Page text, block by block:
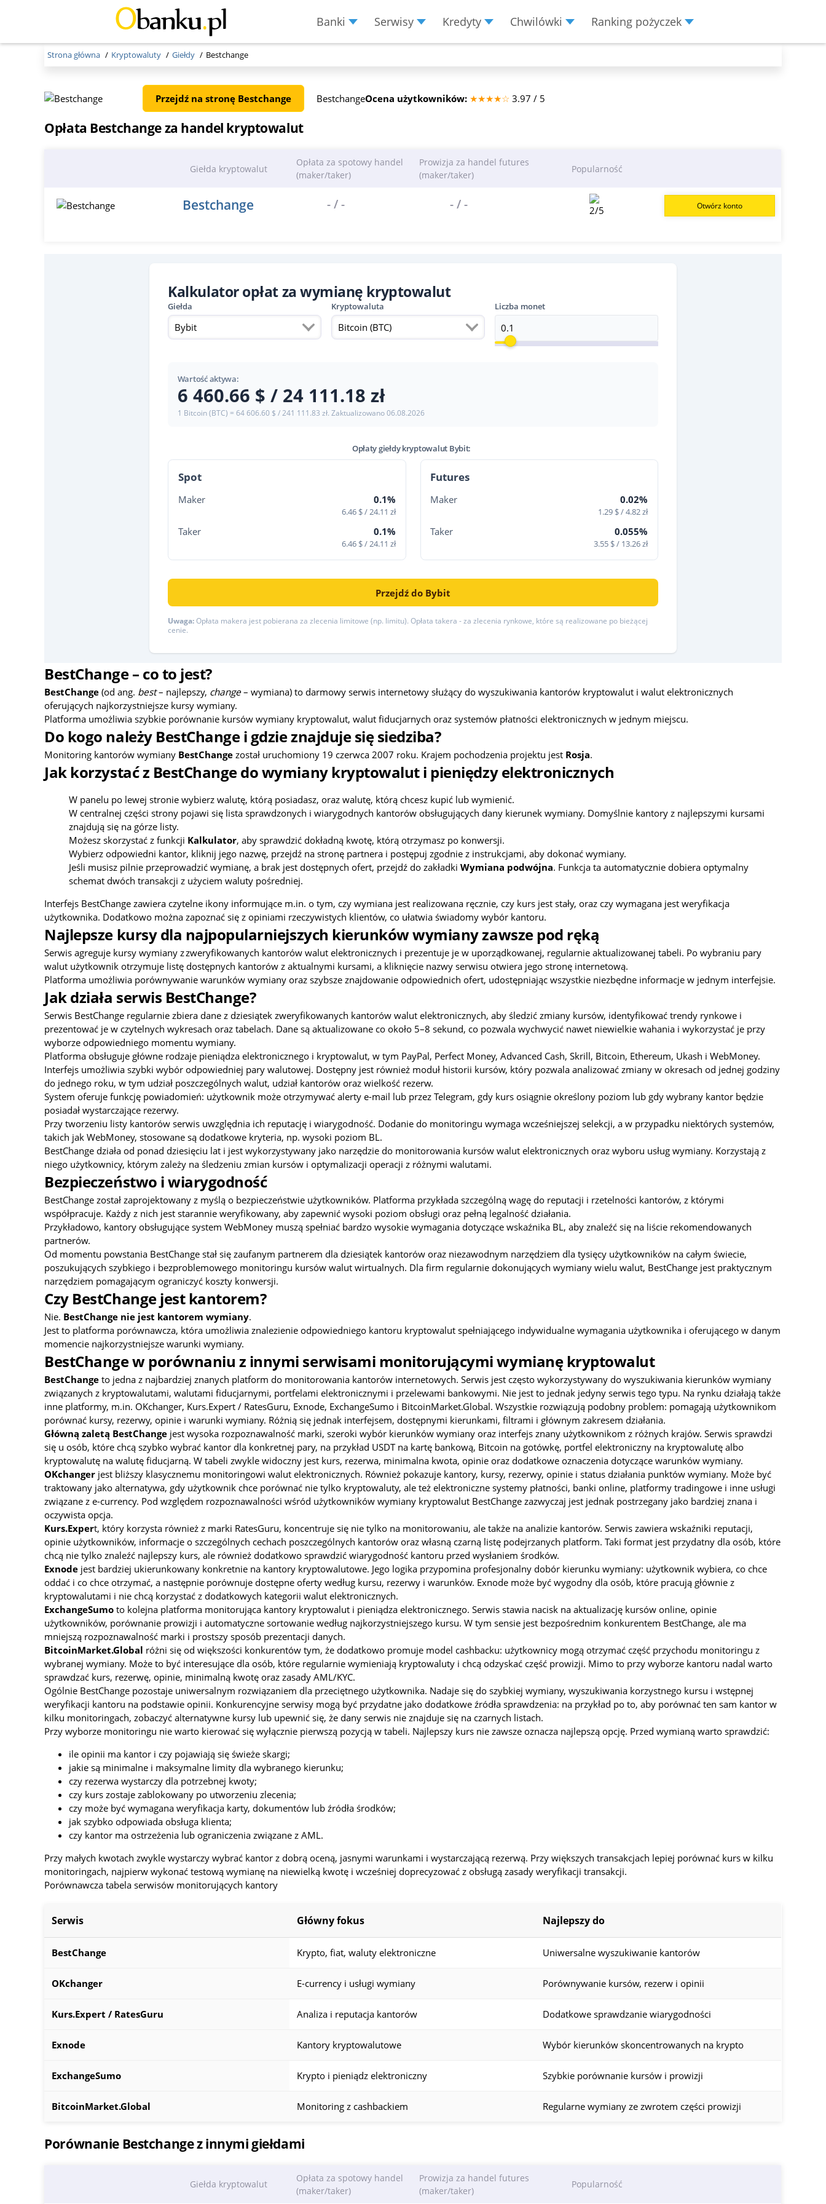
Banki Serwisy Kredyty Chwilówki Ranking pożyczek
Menu Burger
Strona główna Kryptowaluty Giełdy Bestchange
Przejdź na stronę Bestchange BestchangeOcena użytkowników: ★★★★☆ 3.97 / 5
Opłata Bestchange za handel kryptowalut
Giełda kryptowalut
Opłata za spotowy handel
(maker/taker)
Prowizja za handel futures
(maker/taker)
Popularność
Bestchange - / - - / - Otwórz konto
Kalkulator opłat za wymianę kryptowalut
Giełda
Bybit
Kryptowaluta
Bitcoin (BTC)
Liczba monet
Wartość aktywa:
6 460.66 $ / 24 111.18 zł
1 Bitcoin (BTC) = 64 606.60 $ / 241 111.83 zł. Zaktualizowano 06.08.2026
Opłaty giełdy kryptowalut Bybit:
Spot
Maker 0.1%
6.46 $ / 24.11 zł
Taker 0.1%
6.46 $ / 24.11 zł
Futures
Maker 0.02%
1.29 $ / 4.82 zł
Taker 0.055%
3.55 $ / 13.26 zł
Przejdź do Bybit
Uwaga: Opłata makera jest pobierana za zlecenia limitowe (np. limitu). Opłata takera - za zlecenia rynkowe, które są realizowane po bieżącej
cenie.
BestChange – co to jest?
BestChange (od ang. best– najlepszy, change – wymiana) to darmowy serwis internetowy służący do wyszukiwania kantorów kryptowalut i walut elektronicznych
oferujących najkorzystniejsze kursy wymiany.
Platforma umożliwia szybkie porównanie kursów wymiany kryptowalut, walut fiducjarnych oraz systemów płatności elektronicznych w jednym miejscu.
Do kogo należy BestChange i gdzie znajduje się siedziba?
Monitoring kantorów wymiany BestChange został uruchomiony 19 czerwca 2007 roku. Krajem pochodzenia projektu jest Rosja.
Jak korzystać z BestChange do wymiany kryptowalut i pieniędzy elektronicznych
W panelu po lewej stronie wybierz walutę, którą posiadasz, oraz walutę, którą chcesz kupić lub wymienić.
W centralnej części strony pojawi się lista sprawdzonych i wiarygodnych kantorów obsługujących dany kierunek wymiany. Domyślnie kantory z najlepszymi kursami
znajdują się na górze listy.
Możesz skorzystać z funkcji Kalkulator, aby sprawdzić dokładną kwotę, którą otrzymasz po konwersji.
Wybierz odpowiedni kantor, kliknij jego nazwę, przejdź na stronę partnera i postępuj zgodnie z instrukcjami, aby dokonać wymiany.
Jeśli musisz pilnie przeprowadzić wymianę, a brak jest dostępnych ofert, przejdź do zakładkiWymiana podwójna. Funkcja ta automatycznie dobiera optymalny
schemat dwóch transakcji z użyciem waluty pośredniej.
Interfejs BestChange zawiera czytelne ikony informujące m.in. o tym, czy wymiana jest realizowana ręcznie, czy kurs jest stały, oraz czy wymagana jest weryfikacja
użytkownika. Dodatkowo można zapoznać się z opiniami rzeczywistych klientów, co ułatwia świadomy wybór kantoru.
Najlepsze kursy dla najpopularniejszych kierunków wymiany zawsze pod ręką
Serwis agreguje kursy wymiany z zweryfikowanych kantorów walut elektronicznych i prezentuje je w uporządkowanej, regularnie aktualizowanej tabeli. Po wybraniu pary
walut użytkownik otrzymuje listę dostępnych kantorów z aktualnymi kursami, a kliknięcie nazwy serwisu otwiera jego stronę internetową.
Platforma umożliwia porównywanie warunków wymiany oraz szybsze znajdowanie odpowiednich ofert, udostępniając wszystkie niezbędne informacje w jednym interfejsie.
Jak działa serwis BestChange?
Serwis BestChange regularnie zbiera dane z dziesiątek zweryfikowanych kantorów walut elektronicznych, aby śledzić zmiany kursów, identyfikować trendy rynkowe i
prezentować je w czytelnych wykresach oraz tabelach. Dane są aktualizowane co około 5–8 sekund, co pozwala wychwycić nawet niewielkie wahania i wykorzystać je przy
wyborze odpowiedniego momentu wymiany.
Platforma obsługuje główne rodzaje pieniądza elektronicznego i kryptowalut, w tym PayPal, Perfect Money, Advanced Cash, Skrill, Bitcoin, Ethereum, Ukash i WebMoney.
Interfejs umożliwia szybki wybór odpowiedniej pary walutowej. Dostępny jest również moduł historii kursów, który pozwala analizować zmiany w okresach od jednej godziny
do jednego roku, w tym udział poszczególnych walut, udział kantorów oraz wielkość rezerw.
System oferuje funkcję powiadomień: użytkownik może otrzymywać alerty e-mail lub przez Telegram, gdy kurs osiągnie określony poziom lub gdy wybrany kantor będzie
posiadał wystarczające rezerwy.
Przy tworzeniu listy kantorów serwis uwzględnia ich reputację i wiarygodność. Dodanie do monitoringu wymaga wcześniejszej selekcji, a w przypadku niektórych systemów,
takich jak WebMoney, stosowane są dodatkowe kryteria, np. wysoki poziom BL.
BestChange działa od ponad dziesięciu lat i jest wykorzystywany jako narzędzie do monitorowania kursów walut elektronicznych oraz wyboru usług wymiany. Korzystają z
niego użytkownicy, którym zależy na śledzeniu zmian kursów i optymalizacji operacji z różnymi walutami.
Bezpieczeństwo i wiarygodność
BestChange został zaprojektowany z myślą o bezpieczeństwie użytkowników. Platforma przykłada szczególną wagę do reputacji i rzetelności kantorów, z którymi
współpracuje. Każdy z nich jest starannie weryfikowany, aby zapewnić wysoki poziom obsługi oraz pełną legalność działania.
Przykładowo, kantory obsługujące system WebMoney muszą spełniać bardzo wysokie wymagania dotyczące wskaźnika BL, aby znaleźć się na liście rekomendowanych
partnerów.
Od momentu powstania BestChange stał się zaufanym partnerem dla dziesiątek kantorów oraz niezawodnym narzędziem dla tysięcy użytkowników na całym świecie,
poszukujących szybkiego i bezproblemowego monitoringu kursów walut wirtualnych. Dla firm regularnie dokonujących wymiany wielu walut, BestChange jest praktycznym
narzędziem pomagającym ograniczyć koszty konwersji.
Czy BestChange jest kantorem?
Nie. BestChange nie jest kantorem wymiany.
Jest to platforma porównawcza, która umożliwia znalezienie odpowiedniego kantoru kryptowalut spełniającego indywidualne wymagania użytkownika i oferującego w danym
momencie najkorzystniejsze warunki wymiany.
BestChange w porównaniu z innymi serwisami monitorującymi wymianę kryptowalut
BestChangeto jedna z najbardziej znanych platform do monitorowania kantorów internetowych. Serwis jest często wykorzystywany do wyszukiwania kierunków wymiany
związanych z kryptowalutami, walutami fiducjarnymi, portfelami elektronicznymi i przelewami bankowymi. Nie jest to jednak jedyny serwis tego typu. Na rynku działają także
inne platformy, m.in. OKchanger, Kurs.Expert / RatesGuru, Exnode, ExchangeSumo i BitcoinMarket.Global. Wszystkie rozwiązują podobny problem: pomagają użytkownikom
porównać kursy, rezerwy, opinie i warunki wymiany. Różnią się jednak interfejsem, dostępnymi kierunkami, filtrami i głównym zakresem działania.
Główną zaletą BestChange jest wysoka rozpoznawalność marki, szeroki wybór kierunków wymiany oraz interfejs znany użytkownikom z różnych krajów. Serwis sprawdzi
się u osób, które chcą szybko wybrać kantor dla konkretnej pary, na przykład USDT na kartę bankową, Bitcoin na gotówkę, portfel elektroniczny na kryptowalutę albo
kryptowalutę na walutę fiducjarną. W tabeli zwykle widoczny jest kurs, rezerwa, minimalna kwota, opinie oraz dodatkowe oznaczenia dotyczące warunków wymiany.
OKchanger jest bliższy klasycznemu monitoringowi walut elektronicznych. Również pokazuje kantory, kursy, rezerwy, opinie i status działania punktów wymiany. Może być
traktowany jako alternatywa, gdy użytkownik chce porównać nie tylko kryptowaluty, ale też elektroniczne systemy płatności, banki online, platformy tradingowe i inne usługi
związane z e-currency. Pod względem rozpoznawalności wśród użytkowników wymiany kryptowalut BestChange zazwyczaj jest jednak postrzegany jako bardziej znana i
oczywista opcja.
Kurs.Expert, który korzysta również z marki RatesGuru, koncentruje się nie tylko na monitorowaniu, ale także na analizie kantorów. Serwis zawiera wskaźniki reputacji,
opinie użytkowników, informacje o szczególnych cechach poszczególnych kantorów oraz własną czarną listę podejrzanych platform. Taki format jest przydatny dla osób, które
chcą nie tylko znaleźć najlepszy kurs, ale również dodatkowo sprawdzić wiarygodność kantoru przed wysłaniem środków.
Exnode jest bardziej ukierunkowany konkretnie na kantory kryptowalutowe. Jego logika przypomina profesjonalny dobór kierunku wymiany: użytkownik wybiera, co chce
oddać i co chce otrzymać, a następnie porównuje dostępne oferty według kursu, rezerwy i warunków. Exnode może być wygodny dla osób, które pracują głównie z
kryptowalutami i nie chcą korzystać z dodatkowych kategorii walut elektronicznych.
ExchangeSumo to kolejna platforma monitorująca kantory kryptowalut i pieniądza elektronicznego. Serwis stawia nacisk na aktualizację kursów online, opinie
użytkowników, porównanie prowizji i automatyczne sortowanie według najkorzystniejszego kursu. W tym sensie jest bezpośrednim konkurentem BestChange, ale ma
mniejszą rozpoznawalność marki i prostszy sposób prezentacji danych.
BitcoinMarket.Global różni się od większości konkurentów tym, że dodatkowo promuje model cashbacku: użytkownicy mogą otrzymać część przychodu monitoringu z
wybranej wymiany. Może to być interesujące dla osób, które regularnie wymieniają kryptowaluty i chcą odzyskać część prowizji. Mimo to przy wyborze kantoru nadal warto
sprawdzać kurs, rezerwę, opinie, minimalną kwotę oraz zasady AML/KYC.
Ogólnie BestChange pozostaje uniwersalnym rozwiązaniem dla przeciętnego użytkownika. Nadaje się do szybkiej wymiany, wyszukiwania korzystnego kursu i wstępnej
weryfikacji kantoru na podstawie opinii. Konkurencyjne serwisy mogą być przydatne jako dodatkowe źródła sprawdzenia: na przykład po to, aby porównać ten sam kantor w
kilku monitoringach, zobaczyć alternatywne kursy lub upewnić się, że dany serwis nie znajduje się na czarnych listach.
Przy wyborze monitoringu nie warto kierować się wyłącznie pierwszą pozycją w tabeli. Najlepszy kurs nie zawsze oznacza najlepszą opcję. Przed wymianą warto sprawdzić:
ile opinii ma kantor i czy pojawiają się świeże skargi;
jakie są minimalne i maksymalne limity dla wybranego kierunku;
czy rezerwa wystarczy dla potrzebnej kwoty;
czy kurs zostaje zablokowany po utworzeniu zlecenia;
czy może być wymagana weryfikacja karty, dokumentów lub źródła środków;
jak szybko odpowiada obsługa klienta;
czy kantor ma ostrzeżenia lub ograniczenia związane z AML.
Przy małych kwotach zwykle wystarczy wybrać kantor z dobrą oceną, jasnymi warunkami i wystarczającą rezerwą. Przy większych transakcjach lepiej porównać kurs w kilku
monitoringach, najpierw wykonać testową wymianę na niewielką kwotę i wcześniej doprecyzować z obsługą zasady weryfikacji transakcji.
Porównawcza tabela serwisów monitorujących kantory
Serwis Główny fokus Najlepszy do
BestChange Krypto, fiat, waluty elektroniczne Uniwersalne wyszukiwanie kantorów
OKchanger E-currency i usługi wymiany Porównywanie kursów, rezerw i opinii
Kurs.Expert / RatesGuru Analiza i reputacja kantorów Dodatkowe sprawdzanie wiarygodności
Exnode Kantory kryptowalutowe Wybór kierunków skoncentrowanych na krypto
ExchangeSumo Krypto i pieniądz elektroniczny Szybkie porównanie kursów i prowizji
BitcoinMarket.Global Monitoring z cashbackiem Regularne wymiany ze zwrotem części prowizji
Porównanie Bestchange z innymi giełdami
Giełda kryptowalut
Opłata za spotowy handel
(maker/taker)
Prowizja za handel futures
(maker/taker)
Popularność